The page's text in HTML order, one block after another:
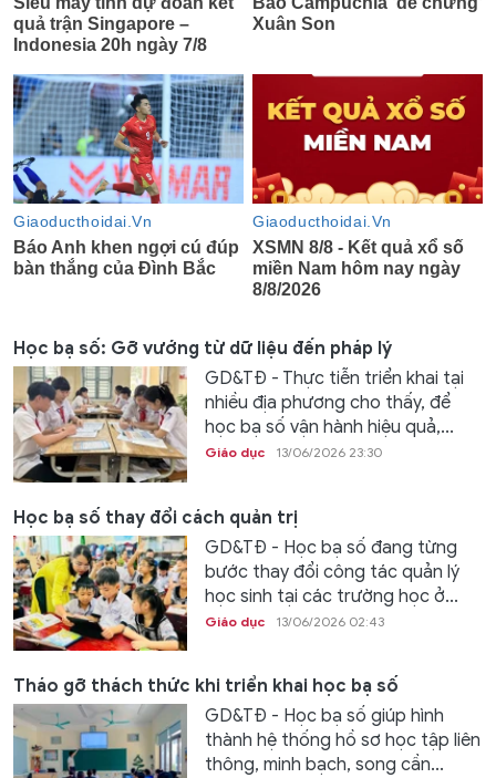
Học bạ số: Gỡ vướng từ dữ liệu đến pháp lý
GD&TĐ - Thực tiễn triển khai tại
nhiều địa phương cho thấy, để
học bạ số vận hành hiệu quả,...
Giáo dục 13/06/2026 23:30
Học bạ số thay đổi cách quản trị
GD&TĐ - Học bạ số đang từng
bước thay đổi công tác quản lý
học sinh tại các trường học ở...
Giáo dục 13/06/2026 02:43
Tháo gỡ thách thức khi triển khai học bạ số
GD&TĐ - Học bạ số giúp hình
thành hệ thống hồ sơ học tập liên
thông, minh bạch, song cần...